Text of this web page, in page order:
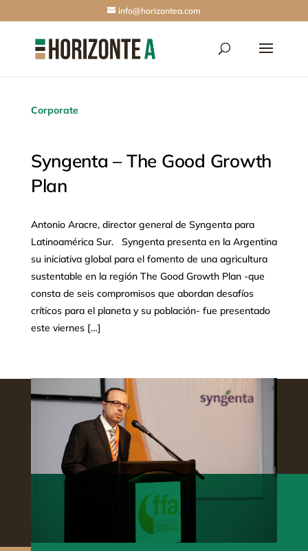
info@horizontea.com
Corporate
Syngenta – The Good Growth
Plan
Antonio Aracre, director general de Syngenta para
Latinoamérica Sur. Syngenta presenta en la Argentina
su iniciativa global para el fomento de una agricultura
sustentable en la región The Good Growth Plan -que
consta de seis compromisos que abordan desafíos
críticos para el planeta y su población- fue presentado
este viernes […]